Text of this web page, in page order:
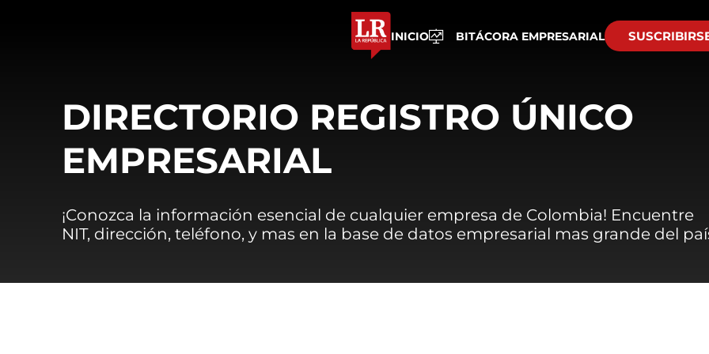
INICIO BITÁCORA EMPRESARIAL
DIRECTORIO REGISTRO ÚNICO
EMPRESARIAL
¡Conozca la información esencial de cualquier empresa de Colombia! Encuentre
NIT, dirección, teléfono, y mas en la base de datos empresarial mas grande del